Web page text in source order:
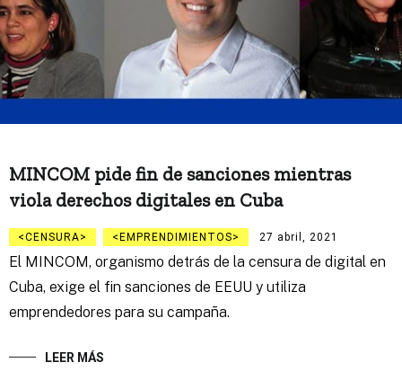
MINCOM pide fin de sanciones mientras
viola derechos digitales en Cuba
CENSURA EMPRENDIMIENTOS 27 abril, 2021
El MINCOM, organismo detrás de la censura de digital en
Cuba, exige el fin sanciones de EEUU y utiliza
emprendedores para su campaña.
LEER MÁS